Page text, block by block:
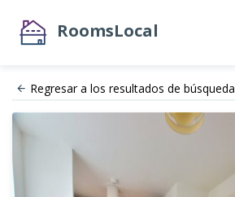
RoomsLocal
Regresar a los resultados de búsqueda